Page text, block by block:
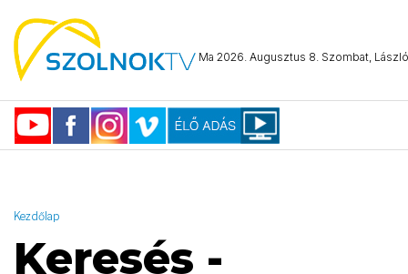
Ma 2026. Augusztus 8. Szombat,
"2021-10-29 23:59:59" )
Kezdőlap
Keresés -